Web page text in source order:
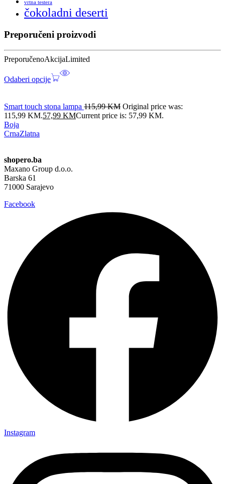
vrtna testera
čokoladni deserti
Preporučeni proizvodi
PreporučenoAkcijaLimited
Odaberi opcije
Smart touch stona lampa 115,99KM Original price was:
115,99 KM.57,99 KMCurrent price is: 57,99 KM.
Boja
CrnaZlatna
shopero.ba
Maxano Group d.o.o.
Barska 61
71000 Sarajevo
Facebook
Instagram